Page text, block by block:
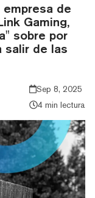
empresa de
Gaming,
sobre por
salir de las
Sep 8, 2025
4 min lectura